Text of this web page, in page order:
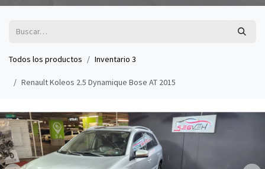
Todos los productos Inventario 3
Renault Koleos 2.5 Dynamique Bose AT 2015